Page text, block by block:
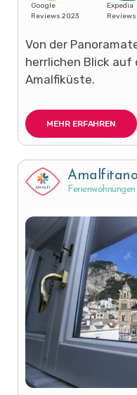
Google
Reviews 2023
Expedia
Von der
herrlichen Blick auf
Amalfiküste.
MEHR ERFAHREN
Ferienwohnungen